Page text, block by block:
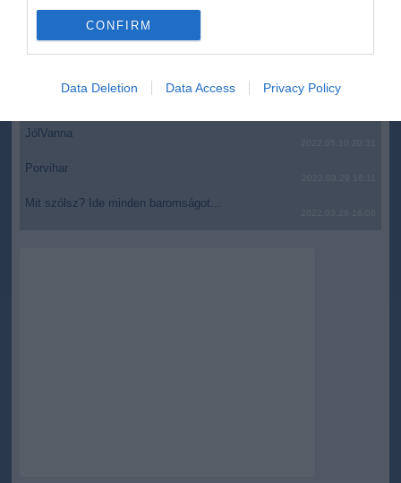
I want to allow Google to enable storage
related to personalization.
I want to allow Google to enable storage
functionality and fraud prevention, and other
user protection.
CONFIRM
Data Deletion Data Access Privacy Policy
top fórum témák:
AZ IGAZSÁG SOHA NEM KÉSŐ
JólVanna
Porvihar
Mit szólsz? Ide minden baromságot...